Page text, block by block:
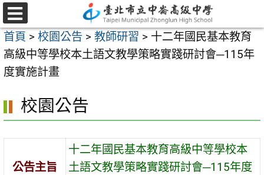
跳
至
主
要
內
區
選
單
首頁 > 校園公告 > 教師研習 > 十二年國民基本教育
高級中等學校本土語文教學策略實踐研討會─115年
度實施計畫
校園公告
公告主旨
十二年國民基本教育高級中等學校本
土語文教學策略實踐研討會─115年度